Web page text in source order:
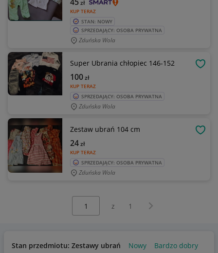
KUP TERAZ
zł
STAN: NOWY
SPRZEDAJĄCY: OSOBA PRYWATNA
Zduńska Wola
Super Ubrania chłopiec 146-152
KUP TERAZ
100zł
SPRZEDAJĄCY: OSOBA PRYWATNA
Zduńska Wola
Zestaw ubrań 104 cm
KUP TERAZ
24zł
SPRZEDAJĄCY: OSOBA PRYWATNA
Zduńska Wola
z 1 Następna strona
Stan przedmiotu: Zestawy ubrań Nowy Bardzo dobry